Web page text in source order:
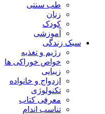
طب سنتی
زنان
کودک
آموزشی
سبک زندگی
رژیم و تغذیه
خواص خوراکی ها
زیبایی
ازدواج و خانواده
تکنولوژی
معرفی کتاب
تناسب اندام